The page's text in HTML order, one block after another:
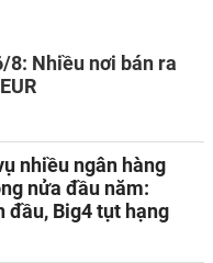
8: Nhiều nơi bán ra
nhiều ngân hàng
nửa đầu năm:
đầu, Big4 tụt hạng